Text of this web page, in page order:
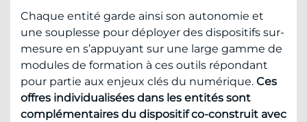
Chaque entité garde ainsi son autonomie et
une souplesse pour déployer des dispositifs sur-
mesure en s’appuyant sur une large gamme de
modules de formation à ces outils répondant
pour partie aux enjeux clés du numérique. Ces
offres individualisées dans les entités sont
complémentaires du dispositif co-construit avec